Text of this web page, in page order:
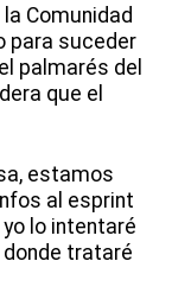
Comunidad
para suceder
palmarés del
que el
estamos
al esprint
lo intentaré
trataré